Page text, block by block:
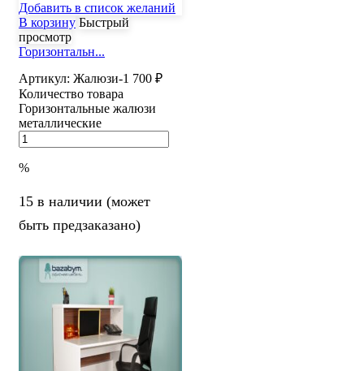
Добавить в список желаний
В корзину Быстрый
просмотр
Горизонтальн...
Артикул: Жалюзи-1 700 ₽
Количество товара
Горизонтальные жалюзи
металлические
%
15 в наличии (может
быть предзаказано)